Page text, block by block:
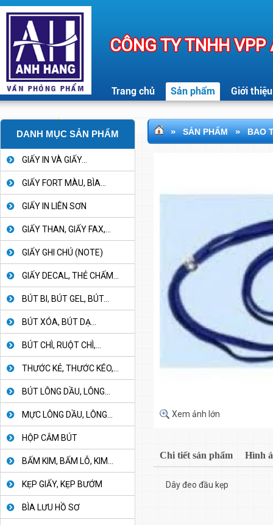
CÔNG TY TNHH
Trang chủ Sản phẩm Giới thiệu
DANH MỤC SẢN PHẨM
GIẤY IN VÀ GIẤY...
GIẤY FORT MÀU, BÌA...
GIẤY IN LIÊN SƠN
GIẤY THAN, GIẤY FAX,...
GIẤY GHI CHÚ (NOTE)
GIẤY DECAL, THẺ CHẤM...
BÚT BI, BÚT GEL, BÚT...
BÚT XÓA, BÚT DẠ...
BÚT CHÌ, RUỘT CHÌ,...
THƯỚC KẺ, THƯỚC KÉO,...
BÚT LÔNG DẦU, LÔNG...
MỰC LÔNG DẦU, LÔNG...
HỘP CẮM BÚT
BẤM KIM, BẤM LỖ, KIM...
KẸP GIẤY, KẸP BƯỚM
BÌA LƯU HỒ SƠ
» SẢN PHẨM » BAO
Xem ảnh lớn
Chi tiết sản phẩm Hình
Dây đeo đầu kẹp